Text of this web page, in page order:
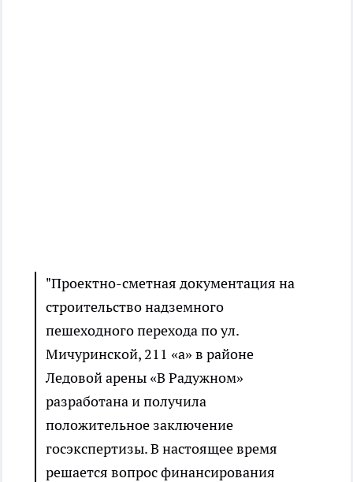
"Проектно-сметная документация на
строительство надземного
пешеходного перехода по ул.
Мичуринской, 211 «а» в районе
Ледовой арены «В Радужном»
разработана и получила
положительное заключение
госэкспертизы. В настоящее время
решается вопрос финансирования